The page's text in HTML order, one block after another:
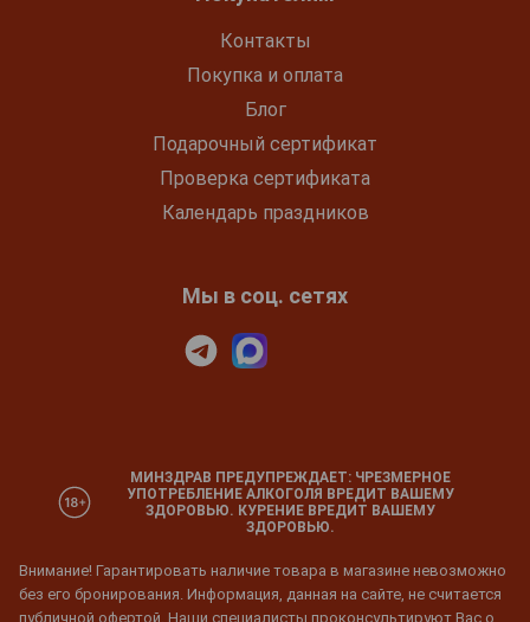
Контакты
Покупка и оплата
Блог
Подарочный сертификат
Проверка сертификата
Календарь праздников
Мы в соц. сетях
МИНЗДРАВ ПРЕДУПРЕЖДАЕТ: ЧРЕЗМЕРНОЕ
УПОТРЕБЛЕНИЕ АЛКОГОЛЯ ВРЕДИТ ВАШЕМУ
ЗДОРОВЬЮ. КУРЕНИЕ ВРЕДИТ ВАШЕМУ
ЗДОРОВЬЮ.
Внимание! Гарантировать наличие товара в магазине невозможно
без его бронирования. Информация, данная на сайте, не считается
публичной офертой. Наши специалисты проконсультируют Вас о